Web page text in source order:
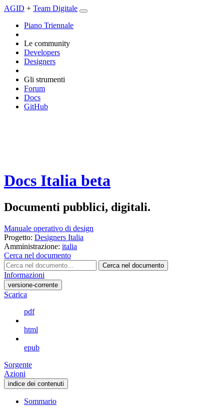
AGID + Team Digitale
Piano Triennale
Le community
Developers
Designers
Gli strumenti
Forum
Docs
GitHub
Docs Italia beta
Documenti pubblici, digitali.
Manuale operativo di design
Progetto: Designers Italia
Amministrazione: italia
Cerca nel documento
Cerca nel documento
Informazioni
versione-corrente
Scarica
pdf
html
epub
Sorgente
Azioni
indice dei contenuti
Sommario